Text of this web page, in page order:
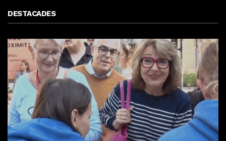
DESTACADES